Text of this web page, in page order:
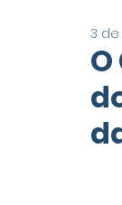
Utilidade3 de